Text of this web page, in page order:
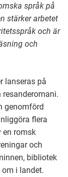
språk på
stärker arbetet
och är
och
lanseras på
resanderomani.
genomförd
flera
en romsk
och
bibliotek
i landet.